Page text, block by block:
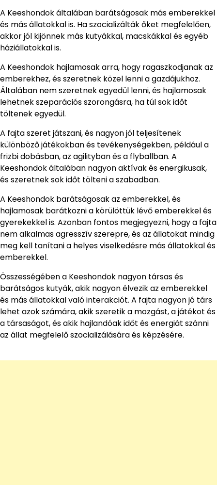
A Keeshondok általában barátságosak más emberekkel
és más állatokkal is. Ha szocializálták őket megfelelően,
akkor jól kijönnek más kutyákkal, macskákkal és egyéb
háziállatokkal is.
A Keeshondok hajlamosak arra, hogy ragaszkodjanak az
emberekhez, és szeretnek közel lenni a gazdájukhoz.
Általában nem szeretnek egyedül lenni, és hajlamosak
lehetnek szeparációs szorongásra, ha túl sok időt
töltenek egyedül.
A fajta szeret játszani, és nagyon jól teljesítenek
különböző játékokban és tevékenységekben, például a
frizbi dobásban, az agilityban és a flyballban. A
Keeshondok általában nagyon aktívak és energikusak,
és szeretnek sok időt tölteni a szabadban.
A Keeshondok barátságosak az emberekkel, és
hajlamosak barátkozni a körülöttük lévő emberekkel és
gyerekekkel is. Azonban fontos megjegyezni, hogy a fajta
nem alkalmas agresszív szerepre, és az állatokat mindig
meg kell tanítani a helyes viselkedésre más állatokkal és
emberekkel.
Összességében a Keeshondok nagyon társas és
barátságos kutyák, akik nagyon élvezik az emberekkel
és más állatokkal való interakciót. A fajta nagyon jó társ
lehet azok számára, akik szeretik a mozgást, a játékot és
a társaságot, és akik hajlandóak időt és energiát szánni
az állat megfelelő szocializálására és képzésére.